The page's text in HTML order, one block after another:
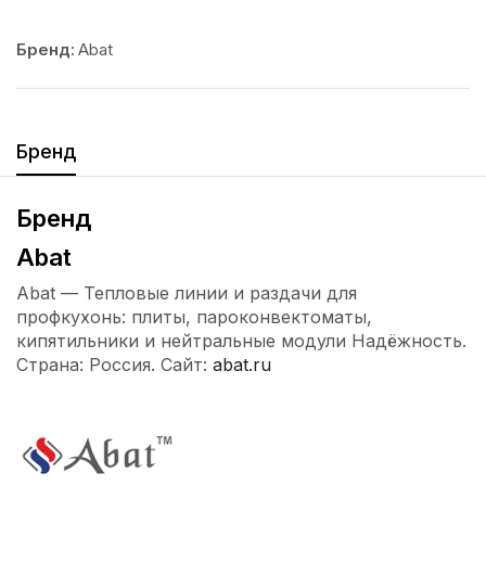
Бренд: Abat
Бренд
Бренд
Abat
Abat — Тепловые линии и раздачи для
профкухонь: плиты, пароконвектоматы,
кипятильники и нейтральные модули Надёжность.
Страна: Россия. Сайт: abat.ru